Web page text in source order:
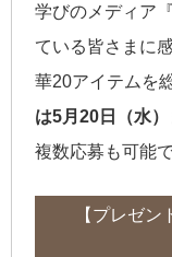
学びのメディア
ている皆さまに
華20アイテムを
は5月20日（水）
複数応募も可能で
【プレゼ